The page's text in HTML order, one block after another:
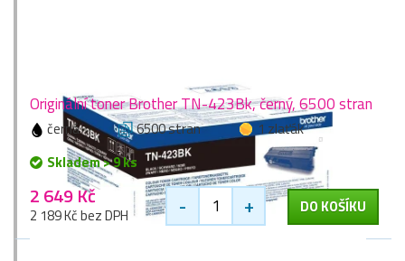
Originální toner Brother TN-423Bk, černý, 6500 stran
černá 6500 stran
1 zlaťák
Skladem > 9 ks
2 649 Kč
2 189 Kč bez DPH - + DO KOŠÍKU